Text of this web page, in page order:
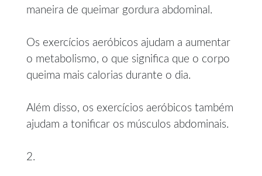
maneira de queimar gordura abdominal.
Os exercícios aeróbicos ajudam a aumentar
o metabolismo, o que significa que o corpo
queima mais calorias durante o dia.
Além disso, os exercícios aeróbicos também
ajudam a tonificar os músculos abdominais.
2.